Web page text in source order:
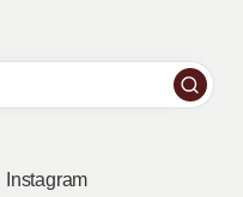
Instagram